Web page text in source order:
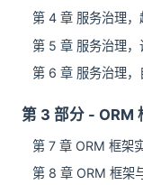
第 4 章 服务治理，
第 5 章 服务治理，
第 6 章 服务治理
第 3 部分 - ORM
第 7 章 ORM 框架
第 8 章 ORM 框架